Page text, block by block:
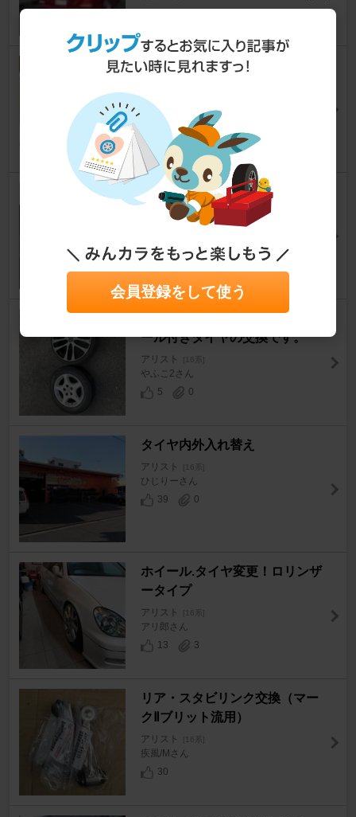
フェラーリ純正ロックボルト取
アリスト
HIRO@旅人さん
3
リアタイヤ交換＆夏タイヤ交換
アリスト [16系]
2
ール付きタイヤの交換です。
アリスト [16系]
やふこ2さん
5
0
タイヤ内外入れ替え
アリスト [16系]
ひじりーさん
39
0
ホイール.タイヤ変更！ロリンザ
ータイプ
アリスト [16系]
アリ郎さん
13
3
リア・スタビリンク交換（マー
クⅡブリット流用）
アリスト [16系]
疾風/Mさん
30
会員登録をして使う